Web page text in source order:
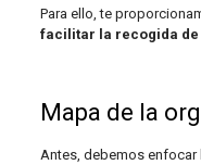
Para ello, te
facilitar la recogida
Mapa de la
Antes, debemos